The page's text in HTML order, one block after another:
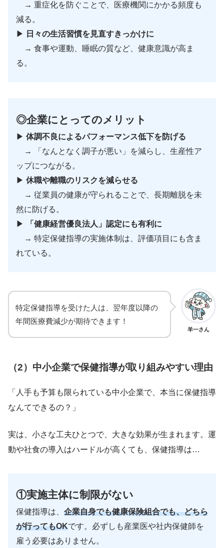
→ 重症化を防ぐことで、医療機関にかかる頻度も
減る。
▶︎
日々の生活習慣を見直すきっかけに
→ 食事や運動、睡眠の質など、健康意識が高ま
る。
◎企業にとってのメリット
▶︎ 体調不良によるパフォーマンス低下を防げる
→ 「なんとなく調子が悪い」を減らし、生産性ア
ップにつながる。
▶︎ 休職や離職のリスクを減らせる
→ 従業員の健康が守られることで、長期離脱を未
然に防げる。
▶︎
「健康経営優良法人」認定にも有利に
→ 特定保健指導の実施体制は、評価項目にも含ま
れている。
羊一さん
特定保健指導を受けた人は、翌年度以降の
年間医療費減少が期待できます！
（2）中小企業で保健指導が取り組みやすい理由
「人手も予算も限られている中小企業で、本当に保健指導
なんてできるの？」
実は、小さな工夫ひとつで、大きな効果が生まれます。運
動や社食の導入はハードルが高くても、保健指導は…
①実施主体に制限がない
保健指導は、 企業自身でも健康保険組合でも、どちら
が行ってもOKです。必ずしも産業医や社内保健師を
雇う必要はありません。